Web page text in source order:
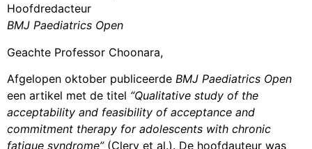
Hoofdredacteur
BMJ Paediatrics Open
Geachte Professor Choonara,
Afgelopen oktober publiceerde BMJ Paediatrics Open
een artikel met de titel “Qualitative study of the
acceptability and feasibility of acceptance and
commitment therapy for adolescents with chronic
fatigue syndrome”(Clery et al.). De hoofdauteur was